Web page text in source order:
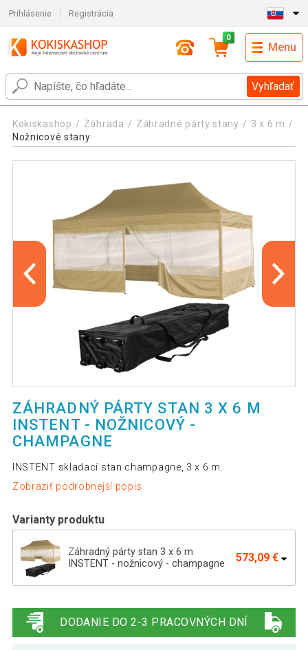
Prihlásenie Registrácia
Vyhľadať
0
Menu
Kokiskashop Záhrada Záhradné párty stany
3 x 6 m
Nožnicové stany
ZÁHRADNÝ PÁRTY STAN 3 X 6 M
INSTENT - NOŽNICOVÝ -
CHAMPAGNE
INSTENT skladací stan champagne, 3 x 6 m.
Zobraziť podrobnejší popis
Varianty produktu
Záhradný párty stan 3 x 6 m
INSTENT - nožnicový - champagne
573,09 €
nožnicový - modrý
DODANIE DO 2-3 PRACOVNÝCH DNÍ